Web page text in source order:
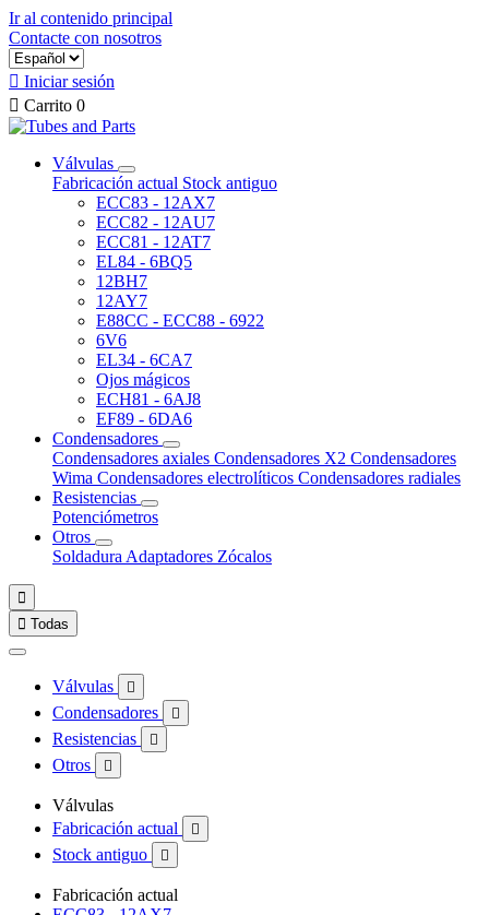
Ir al contenido principal
Contacte con nosotros
 Iniciar sesión
 Carrito 0
Válvulas
Fabricación actual Stock antiguo
ECC83 - 12AX7
ECC82 - 12AU7
ECC81 - 12AT7
EL84 - 6BQ5
12BH7
12AY7
E88CC - ECC88 - 6922
6V6
EL34 - 6CA7
Ojos mágicos
ECH81 - 6AJ8
EF89 - 6DA6
Condensadores
Condensadores axiales Condensadores X2 Condensadores
Wima Condensadores electrolíticos Condensadores radiales
Resistencias
Potenciómetros
Otros
Soldadura Adaptadores Zócalos

 Todas
Válvulas 
Condensadores 
Resistencias 
Otros 
Válvulas
Fabricación actual

Stock antiguo 
Fabricación actual